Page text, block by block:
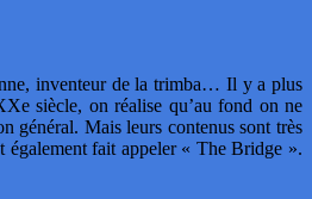
inventeur de la trimba… Il y a plus
siècle, on réalise qu’au fond on ne
général. Mais leurs contenus sont très
fait appeler « The Bridge ».